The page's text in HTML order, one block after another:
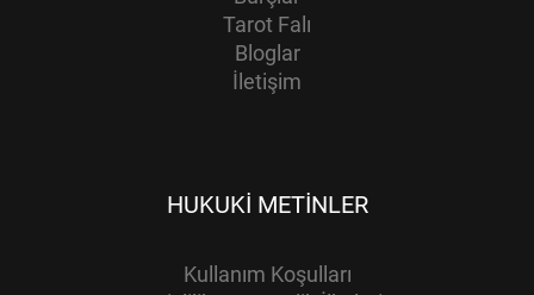
Tarot Falı
Bloglar
İletişim
HUKUKI METINLER
Kullanım Koşulları